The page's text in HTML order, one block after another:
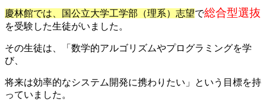
慶林館では、国公立大学工学部（理系）志望で総合型選抜
を受験した生徒がいました。
その生徒は、「数学的アルゴリズムやプログラミングを学
び、
将来は効率的なシステム開発に携わりたい」という目標を持
っていました。